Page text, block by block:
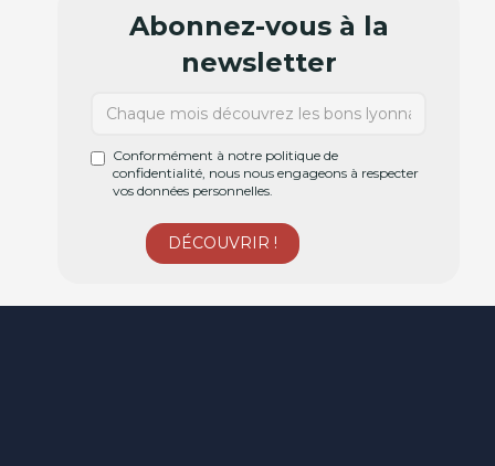
Abonnez-vous à la
newsletter
Conformément à notre politique de
confidentialité, nous nous engageons à respecter
vos données personnelles.